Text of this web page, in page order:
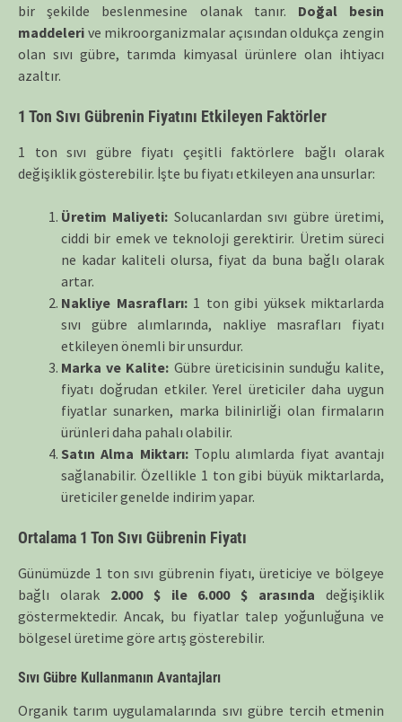
bir şekilde beslenmesine olanak tanır. Doğal besin
maddeleri ve mikroorganizmalar açısından oldukça zengin
olan sıvı gübre, tarımda kimyasal ürünlere olan ihtiyacı
azaltır.
1 Ton Sıvı Gübrenin Fiyatını Etkileyen Faktörler
1 ton sıvı gübre fiyatı çeşitli faktörlere bağlı olarak
değişiklik gösterebilir. İşte bu fiyatı etkileyen ana unsurlar:
Üretim Maliyeti: Solucanlardan sıvı gübre üretimi,
ciddi bir emek ve teknoloji gerektirir. Üretim süreci
ne kadar kaliteli olursa, fiyat da buna bağlı olarak
artar.
Nakliye Masrafları:1 ton gibi yüksek miktarlarda
sıvı gübre alımlarında, nakliye masrafları fiyatı
etkileyen önemli bir unsurdur.
Marka ve Kalite: Gübre üreticisinin sunduğu kalite,
fiyatı doğrudan etkiler. Yerel üreticiler daha uygun
fiyatlar sunarken, marka bilinirliği olan firmaların
ürünleri daha pahalı olabilir.
Satın Alma Miktarı:Toplu alımlarda fiyat avantajı
sağlanabilir. Özellikle 1 ton gibi büyük miktarlarda,
üreticiler genelde indirim yapar.
Ortalama 1 Ton Sıvı Gübrenin Fiyatı
Günümüzde 1 ton sıvı gübrenin fiyatı, üreticiye ve bölgeye
bağlı olarak 2.000 $ ile 6.000 $ arasında değişiklik
göstermektedir. Ancak, bu fiyatlar talep yoğunluğuna ve
bölgesel üretime göre artış gösterebilir.
Sıvı Gübre Kullanmanın Avantajları
Organik tarım uygulamalarında sıvı gübre tercih etmenin